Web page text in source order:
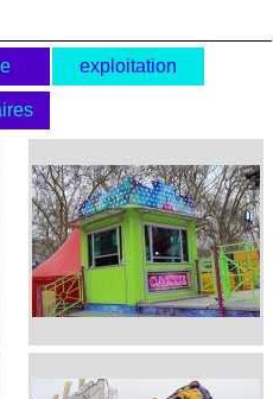
exploitation